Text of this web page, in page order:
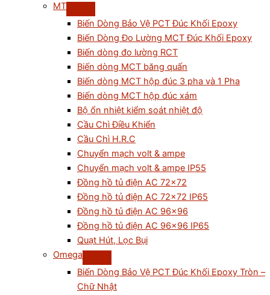
MT
Biến Dòng Bảo Vệ PCT Đúc Khối Epoxy
Biến Dòng Đo Lường MCT Đúc Khối Epoxy
Biến dòng đo lường RCT
Biến dòng MCT băng quấn
Biến dòng MCT hộp đúc 3 pha và 1 Pha
Biến dòng MCT hộp đúc xám
Bộ ổn nhiệt kiểm soát nhiệt độ
Cầu Chì Điều Khiển
Cầu Chì H.R.C
Chuyển mạch volt & ampe
Chuyển mạch volt & ampe IP55
Đồng hồ tủ điện AC 72×72
Đồng hồ tủ điện AC 72×72 IP65
Đồng hồ tủ điện AC 96×96
Đồng hồ tủ điện AC 96×96 IP65
Quạt Hút, Lọc Bụi
Omega
Biến Dòng Bảo Vệ PCT Đúc Khối Epoxy Tròn –
Chữ Nhật